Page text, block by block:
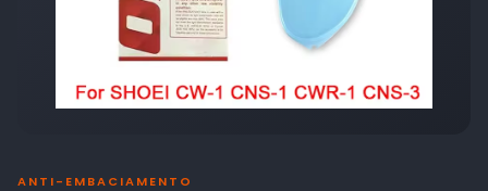
ANTI-EMBACIAMENTO